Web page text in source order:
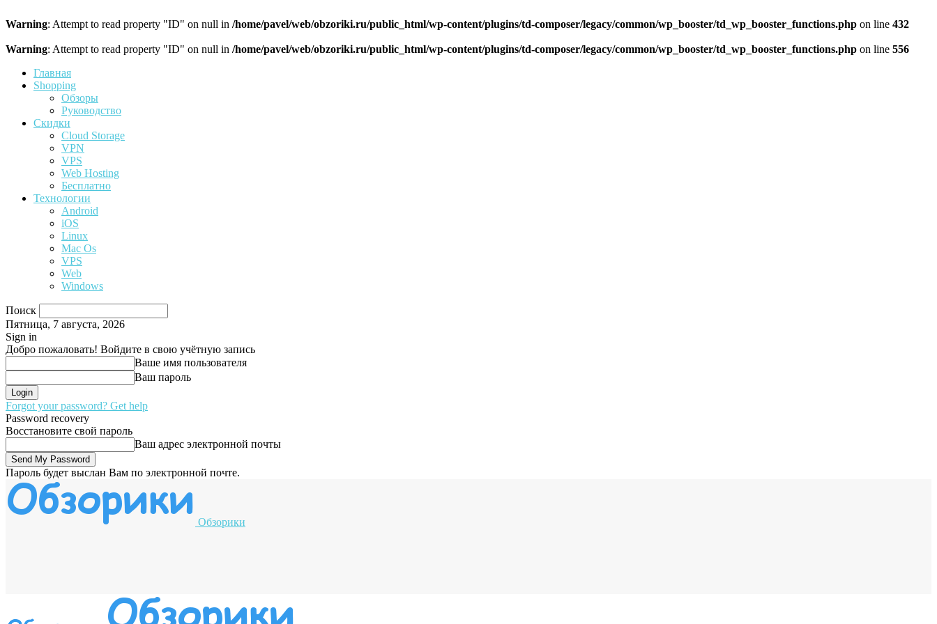
Warning: Attempt to read property "ID" on null in /home/pavel/web/obzoriki.ru/public_html/wp-content/plugins/td-composer/legacy/common/wp_booster/td_wp_booster_functions.php on line 432
Warning: Attempt to read property "ID" on null in /home/pavel/web/obzoriki.ru/public_html/wp-content/plugins/td-composer/legacy/common/wp_booster/td_wp_booster_functions.php on line 556
Главная
Shopping
Обзоры
Руководство
Скидки
Cloud Storage
VPN
VPS
Web Hosting
Бесплатно
Технологии
Android
iOS
Linux
Mac Os
VPS
Web
Windows
Поиск
Пятница, 7 августа, 2026
Sign in
Добро пожаловать! Войдите в свою учётную запись
Ваше имя пользователя
Ваш пароль
Forgot your password? Get help
Password recovery
Восстановите свой пароль
Ваш адрес электронной почты
Пароль будет выслан Вам по электронной почте.
Обзорики